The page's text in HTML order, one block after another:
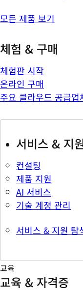
모든 제품 보기
체험 & 구매
체험판 시작
온라인 구매
주요 클라우드 공급업
서비스 & 지
컨설팅
제품 지원
AI 서비스
기술 계정 관리
서비스 & 지원 탐
교육
교육 & 자격증